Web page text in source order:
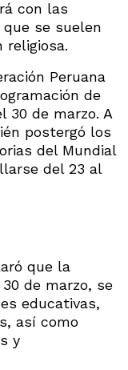
con las
se suelen
religiosa.
Peruana
de
30 de marzo. A
postergó los
del Mundial
del 23 al
que la
de marzo, se
educativas,
así como
y